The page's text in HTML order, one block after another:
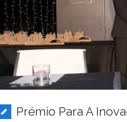
Prémio Para A